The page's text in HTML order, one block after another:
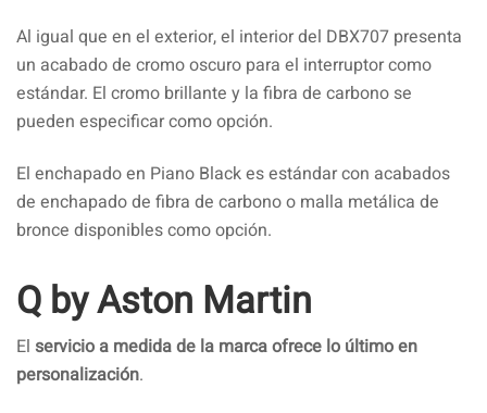
Al igual que en el exterior, el interior del DBX707 presenta
un acabado de cromo oscuro para el interruptor como
estándar. El cromo brillante y la fibra de carbono se
pueden especificar como opción.
El enchapado en Piano Black es estándar con acabados
de enchapado de fibra de carbono o malla metálica de
bronce disponibles como opción.
Q by Aston Martin
El servicio a medida de la marca ofrece lo último en
personalización.